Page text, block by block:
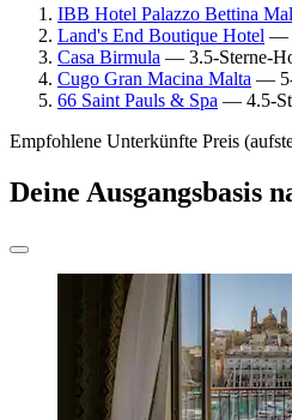
IBB Hotel Palazzo Bettina
Land's End Boutique Hotel —
Casa Birmula — 3.5-Sterne-
Cugo Gran Macina Malta — 5-
66 Saint Pauls & Spa — 4.5-
Empfohlene Unterkünfte Preis
Deine Ausgangsbasis